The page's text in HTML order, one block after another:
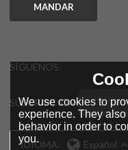
MANDAR
SÍGUENOS:
SUSCRIPCIÓN
IDIOMA: Español
We use cookies to
experience. They
behavior in order to
you.